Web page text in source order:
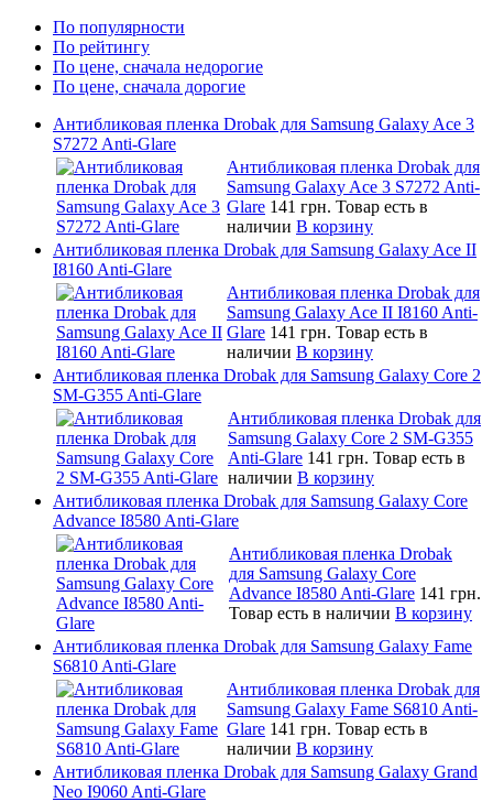
По популярности
По рейтингу
По цене, сначала недорогие
По цене, сначала дорогие
Антибликовая пленка Drobak для Samsung Galaxy Ace 3
S7272 Anti-Glare
Антибликовая пленка Drobak для
Samsung Galaxy Ace 3 S7272 Anti-
Glare 141 грн. Товар есть в
наличии В корзину
Антибликовая пленка Drobak для Samsung Galaxy Ace II
I8160 Anti-Glare
Антибликовая пленка Drobak для
Samsung Galaxy Ace II I8160 Anti-
Glare 141 грн. Товар есть в
наличии В корзину
Антибликовая пленка Drobak для Samsung Galaxy Core 2
SM-G355 Anti-Glare
Антибликовая пленка Drobak для
Samsung Galaxy Core 2 SM-G355
Anti-Glare 141 грн. Товар есть в
наличии В корзину
Антибликовая пленка Drobak для Samsung Galaxy Core
Advance I8580 Anti-Glare
Антибликовая пленка Drobak
для Samsung Galaxy Core
Advance I8580 Anti-Glare 141 грн.
Товар есть в наличии В корзину
Антибликовая пленка Drobak для Samsung Galaxy Fame
S6810 Anti-Glare
Антибликовая пленка Drobak для
Samsung Galaxy Fame S6810 Anti-
Glare 141 грн. Товар есть в
наличии В корзину
Антибликовая пленка Drobak для Samsung Galaxy Grand
Neo I9060 Anti-Glare